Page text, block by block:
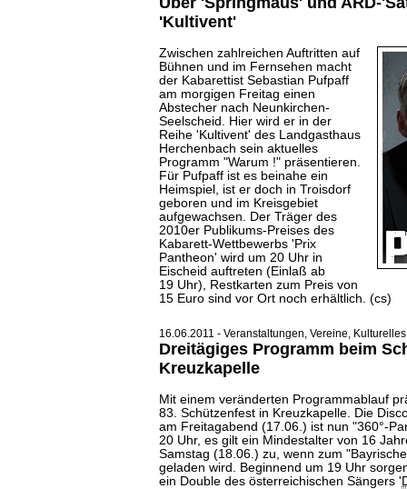
'Kultivent'
Zwischen zahlreichen Auftritten auf
Bühnen und im Fernsehen macht
der Kabarettist Sebastian Pufpaff
am morgigen Freitag einen
Abstecher nach Neunkirchen-
Seelscheid. Hier wird er in der
Reihe 'Kultivent' des Landgasthaus
Herchenbach sein aktuelles
Programm "Warum !" präsentieren.
Für Pufpaff ist es beinahe ein
Heimspiel, ist er doch in Troisdorf
geboren und im Kreisgebiet
aufgewachsen. Der Träger des
2010er Publikums-Preises des
Kabarett-Wettbewerbs 'Prix
Pantheon' wird um 20 Uhr in
Eischeid auftreten (Einlaß ab
19 Uhr), Restkarten zum Preis von
15 Euro sind vor Ort noch erhältlich. (cs)
16.06.2011 - Veranstaltungen, Vereine,
Dreitägiges Programm beim
Kreuzkapelle
Mit einem veränderten Programmablauf
83. Schützenfest in Kreuzkapelle. Die
am Freitagabend (17.06.) ist nun "360°-
20 Uhr, es gilt ein Mindestalter von 16
Samstag (18.06.) zu, wenn zum
geladen wird. Beginnend um 19 Uhr
ein Double des österreichischen Sängers '